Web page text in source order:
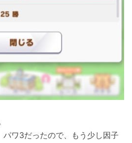
パワ3だったので、もう少し因子